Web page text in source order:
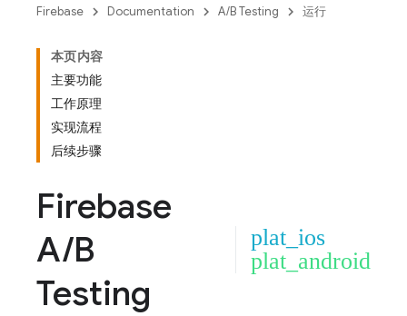
Firebase Documentation A/B Testing 运行
本页内容
主要功能
工作原理
实现流程
后续步骤
Firebase
A/B
Testing
plat_ios
plat_android